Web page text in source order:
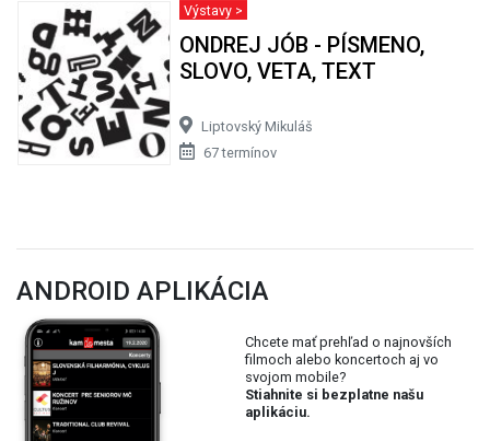
Výstavy >
ONDREJ JÓB - PÍSMENO,
SLOVO, VETA, TEXT
Liptovský Mikuláš
67 termínov
ANDROID APLIKÁCIA
Chcete mať prehľad o najnovších
filmoch alebo koncertoch aj vo
svojom mobile?
Stiahnite si bezplatne našu
aplikáciu.